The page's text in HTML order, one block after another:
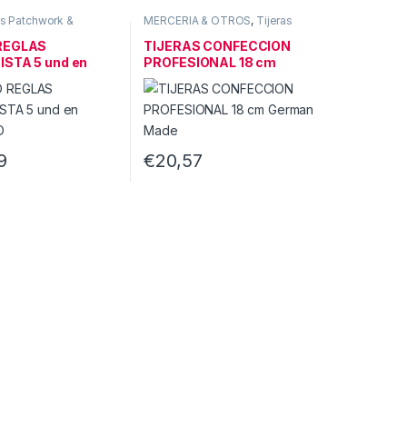
Patchwork &
5 und en
MERCERIA & OTROS, Tijeras
TIJERAS CONFECCION
PROFESIONAL 18 cm
German Made
€20,57